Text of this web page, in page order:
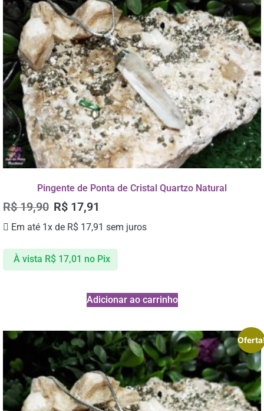
Pingente de Ponta de Cristal Quartzo Natural
R$19,90 R$ 17,91
Em até 1x de R$ 17,91 sem juros
À vista R$17,01 no Pix
Adicionar ao carrinho